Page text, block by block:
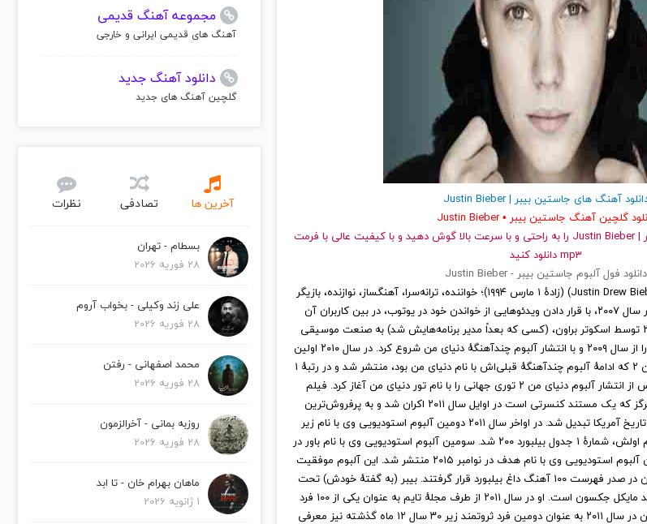
دانلود آهنگ های جاستین بیبر | Justin Bieber
دانلود گلچین آهنگ جاستین بیبر • Justin Bieber
و قدیمی جاستین بیبر | Justin Bieber را به راحتی و با سرعت بالا گوش دهید و با کیفیت عالی با فرمت
mp3 دانلود کنید
دانلود فول آلبوم جاستین بیبر - Justin Bieber
جاستین دِرو بیبر (به انگلیسی: Justin Drew Bieber) (زادهٔ ۱ مارس ۱۹۹۴)؛ خواننده، ترانه‌سرا، آهنگساز، نوازنده، بازیگر
و سرگرمیساز کانادایی است. او در سال ۲۰۰۷، با قرار دادن ویدئوهایی از خواندن خود در یوتوب، در بین کاربران آن
وب‌گاه محبوب شد و در سال ۲۰۰۸ توسط اسکوتر براون، (کسی که بعداً مدیر برنامه‌هایش شد) به صنعت موسیقی
وارد شد. او به‌طور رسمی خوانندگی را از سال ۲۰۰۹ و با انتشار آلبوم چندآهنگهٔ دنیای من شروع کرد. در سال ۲۰۱۰ اولین
مجموعه آهنگ قدیمی
آهنگ های قدیمی ایرانی و خارجی
دانلود آهنگ جدید
گلچین آهنگ های جدید
آخرین ها تصادفی نظرات
بسطام - تهران
28 فوریه 2026
علی زند وکیلی - بخواب آروم
28 فوریه 2026
محمد اصفهانی - رفتن
28 فوریه 2026
روزبه بمانی - آخرالزمون
28 فوریه 2026
ماهان بهرام خان - تا ابد
1 ژانویه 2026